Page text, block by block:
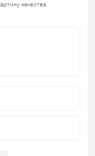
качества